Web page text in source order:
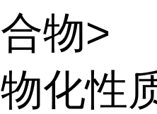
合物>
物化性